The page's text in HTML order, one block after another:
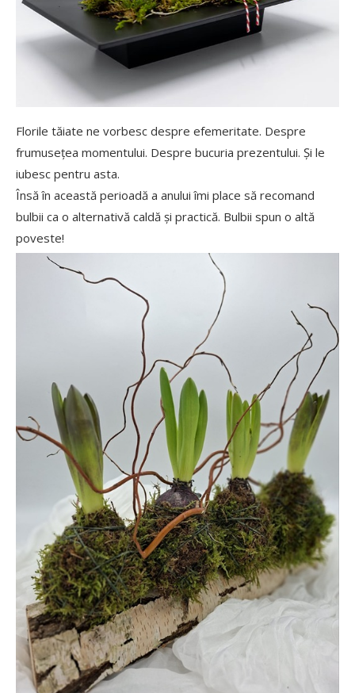
Florile tăiate ne vorbesc despre efemeritate. Despre
frumusețea momentului. Despre bucuria prezentului. Și le
iubesc pentru asta.
Însă în această perioadă a anului îmi place să recomand
bulbii ca o alternativă caldă și practică. Bulbii spun o altă
poveste!